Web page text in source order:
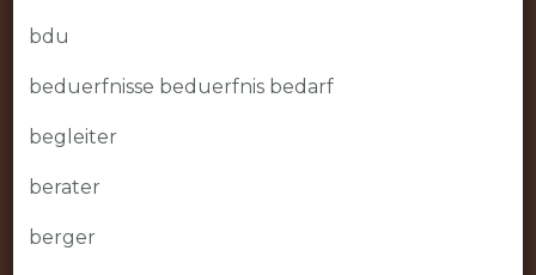
bdu
beduerfnisse beduerfnis bedarf
begleiter
berater
berger